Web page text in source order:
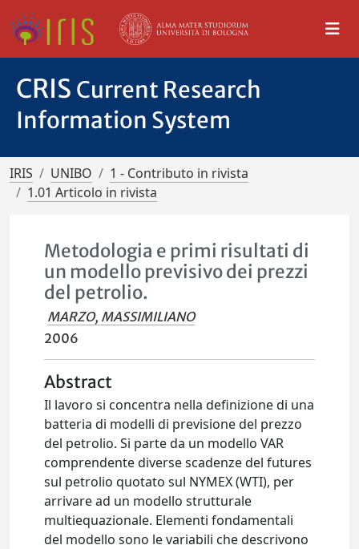
CRIS Current Research
Information System
IRIS UNIBO
1 - Contributo in rivista
1.01 Articolo in rivista
Metodologia e primi risultati di
un modello previsivo dei prezzi
del petrolio.
MARZO, MASSIMILIANO
2006
Abstract
Il lavoro si concentra nella definizione di una
batteria di modelli di previsione del prezzo
del petrolio. Si parte da un modello VAR
comprendente diverse scadenze del futures
sul petrolio quotato sul NYMEX (WTI), per
arrivare ad un modello strutturale
multiequazionale. Elementi fondamentali
del modello sono le variabili che descrivono